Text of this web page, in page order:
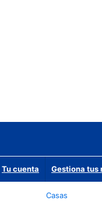
Tu cuenta Gestiona tus
Casas